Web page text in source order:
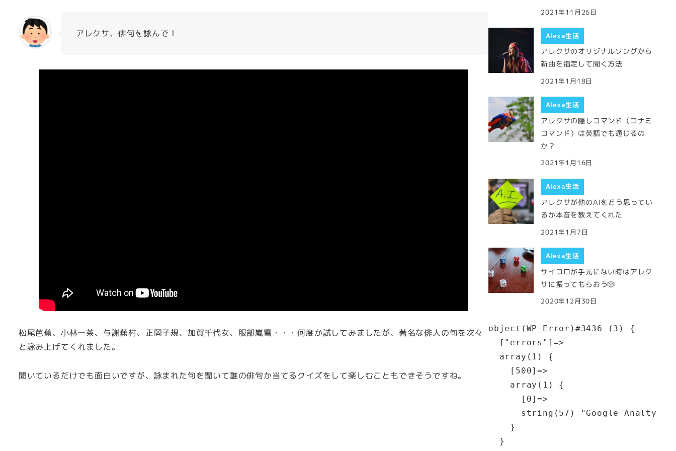
アレクサ、俳句を詠んで！
松尾芭蕉、小林一茶、与謝蕪村、正岡子規、加賀千代女、服部嵐雪・・・何度か試してみましたが、著名な俳人の句を次々
と詠み上げてくれました。
聞いているだけでも面白いですが、詠まれた句を聞いて誰の俳句か当てるクイズをして楽しむこともできそうですね。
2021年11月26日
Alexa生活
アレクサのオリジナルソングから
新曲を指定して聞く方法
2021年1月18日
Alexa生活
アレクサの隠しコマンド（コナミ
コマンド）は英語でも通じるの
か？
2021年1月16日
Alexa生活
アレクサが他のAIをどう思ってい
るか本音を教えてくれた
2021年1月7日
Alexa生活
サイコロが手元にない時はアレク
サに振ってもらおう🎲
2020年12月30日
object(WP_Error)#3436 (3) {
  ["errors"]=>
  array(1) {
    [500]=>
    array(1) {
      [0]=>
string(57) "Google Analtyisとの
    }
  }